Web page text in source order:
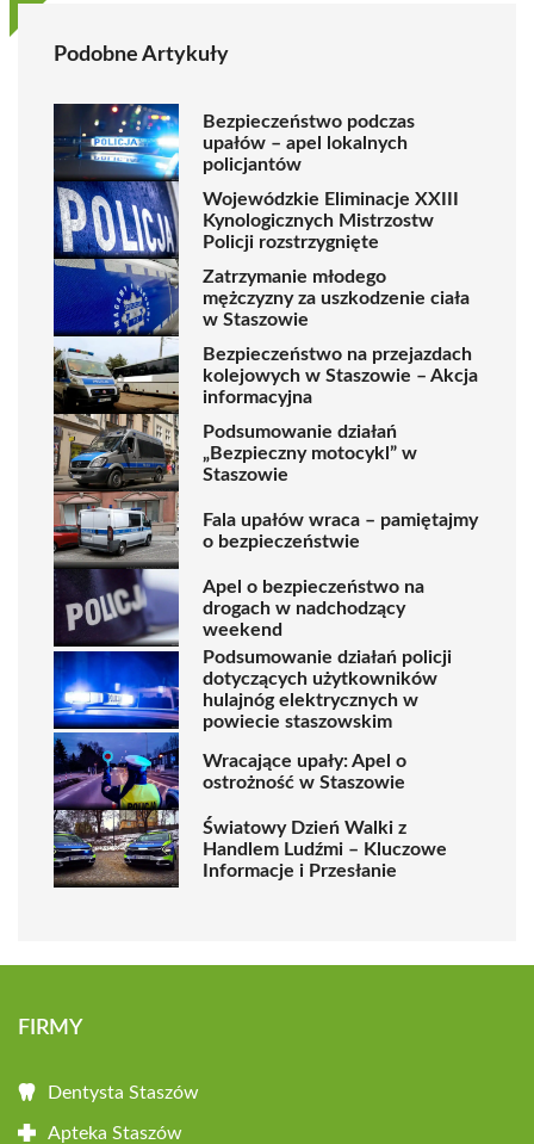
Podobne Artykuły
Bezpieczeństwo podczas
upałów – apel lokalnych
policjantów
Wojewódzkie Eliminacje XXIII
Kynologicznych Mistrzostw
Policji rozstrzygnięte
Zatrzymanie młodego
mężczyzny za uszkodzenie ciała
w Staszowie
Bezpieczeństwo na przejazdach
kolejowych w Staszowie – Akcja
informacyjna
Podsumowanie działań
„Bezpieczny motocykl” w
Staszowie
Fala upałów wraca – pamiętajmy
o bezpieczeństwie
Apel o bezpieczeństwo na
drogach w nadchodzący
weekend
Podsumowanie działań policji
dotyczących użytkowników
hulajnóg elektrycznych w
powiecie staszowskim
Wracające upały: Apel o
ostrożność w Staszowie
Światowy Dzień Walki z
Handlem Ludźmi – Kluczowe
Informacje i Przesłanie
FIRMY
Dentysta Staszów
Apteka Staszów